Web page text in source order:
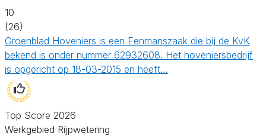
10
(26)
Groenblad Hoveniers is een Eenmanszaak die bij de KvK
bekend is onder nummer 62932608. Het hoveniersbedrijf
is opgericht op 18-03-2015 en heeft…
Top Score 2026
Werkgebied Rijpwetering